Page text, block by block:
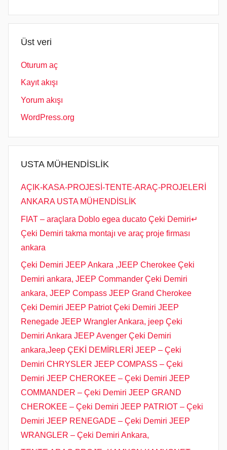
Üst veri
Oturum aç
Kayıt akışı
Yorum akışı
WordPress.org
USTA MÜHENDİSLİK
AÇIK-KASA-PROJESİ-TENTE-ARAÇ-PROJELERİ
ANKARA USTA MÜHENDİSLİK
FIAT – araçlara Doblo egea ducato Çeki Demiri↵
Çeki Demiri takma montajı ve araç proje firması
ankara
Çeki Demiri JEEP Ankara ,JEEP Cherokee Çeki
Demiri ankara, JEEP Commander Çeki Demiri
ankara, JEEP Compass JEEP Grand Cherokee
Çeki Demiri JEEP Patriot Çeki Demiri JEEP
Renegade JEEP Wrangler Ankara, jeep Çeki
Demiri Ankara JEEP Avenger Çeki Demiri
ankara,Jeep ÇEKİ DEMİRLERİ JEEP – Çeki
Demiri CHRYSLER JEEP COMPASS – Çeki
Demiri JEEP CHEROKEE – Çeki Demiri JEEP
COMMANDER – Çeki Demiri JEEP GRAND
CHEROKEE – Çeki Demiri JEEP PATRIOT – Çeki
Demiri JEEP RENEGADE – Çeki Demiri JEEP
WRANGLER – Çeki Demiri Ankara,